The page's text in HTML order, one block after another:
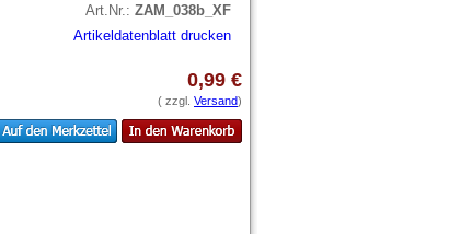
Art.Nr.: ZAM_038b_XF
Artikeldatenblatt drucken
0,99 €
( zzgl. Versand)